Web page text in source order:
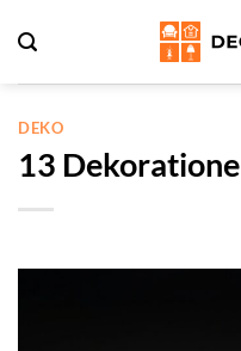
Inhalt
springen
DEKO
13